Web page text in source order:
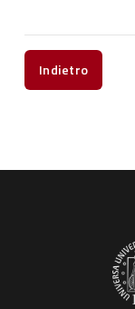
Indietro